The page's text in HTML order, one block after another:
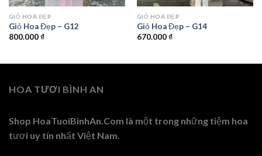
GIỎ HOA ĐẸP
Giỏ Hoa Đẹp – G12
800.000₫
GIỎ HOA ĐẸP
Giỏ Hoa Đẹp – G14
670.000₫
HOA TƯƠI BÌNH AN
Shop HoaTuoiBinhAn.Com là một trong những tiệm hoa
tươi uy tín nhất Việt Nam.